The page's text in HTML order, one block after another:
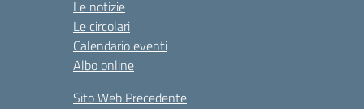
Le notizie
Le circolari
Calendario eventi
Albo online
Sito Web Precedente